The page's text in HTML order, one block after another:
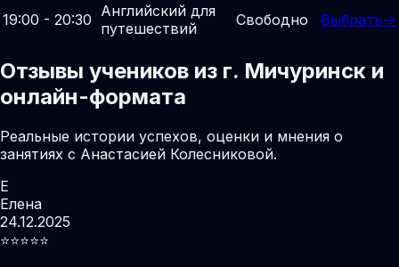
19:00 - 20:30 Английский для
путешествий
Свободно Выбрать→
Отзывы учеников из г. Мичуринск и
онлайн-формата
Реальные истории успехов, оценки и мнения о
занятиях с Анастасией Колесниковой.
Е
Елена
24.12.2025
⭐️⭐️⭐️⭐️⭐️